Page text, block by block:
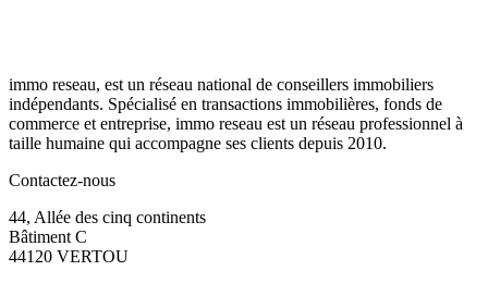
immo reseau, est un réseau national de conseillers immobiliers
indépendants. Spécialisé en transactions immobilières, fonds de
commerce et entreprise, immo reseau est un réseau professionnel à
taille humaine qui accompagne ses clients depuis 2010.
Contactez-nous
44, Allée des cinq continents
Bâtiment C
44120 VERTOU